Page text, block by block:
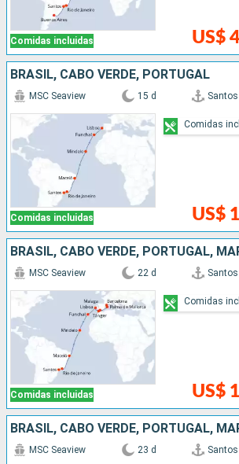
Comidas incluidas US$
BRASIL, CABO VERDE, PORTUGAL
Comidas incluidas
MSC Seaview 15 d Santos
US$
Comidas
Comidas incluidas
MSC Seaview 22 d Santos
US$
Comidas
MSC Seaview 23 d Santos